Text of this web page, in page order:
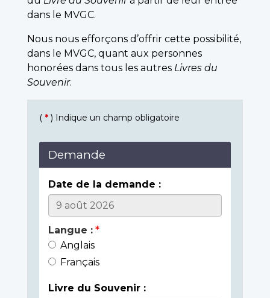
dans le MVGC.
Nous nous efforçons d’offrir cette possibilité,
dans le MVGC, quant aux personnes
honorées dans tous les autres Livres du
Souvenir.
( * ) Indique un champ obligatoire
Demande
Date de la demande :
Langue :
Anglais
Français
Livre du Souvenir :